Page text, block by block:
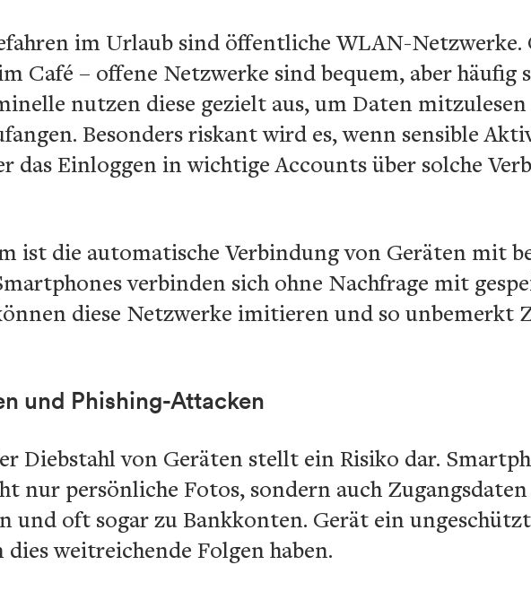
im Urlaub sind öffentliche WLAN-
Café – offene Netzwerke sind bequem, aber häufig
nutzen diese gezielt aus, um Daten
Besonders riskant wird es, wenn sensible
das Einloggen in wichtige Accounts über solche
ist die automatische Verbindung von Geräten mit
verbinden sich ohne Nachfrage mit
diese Netzwerke imitieren und so unbemerkt
und Phishing-Attacken
Diebstahl von Geräten stellt ein Risiko dar.
nur persönliche Fotos, sondern auch
und oft sogar zu Bankkonten. Gerät ein
dies weitreichende Folgen haben.